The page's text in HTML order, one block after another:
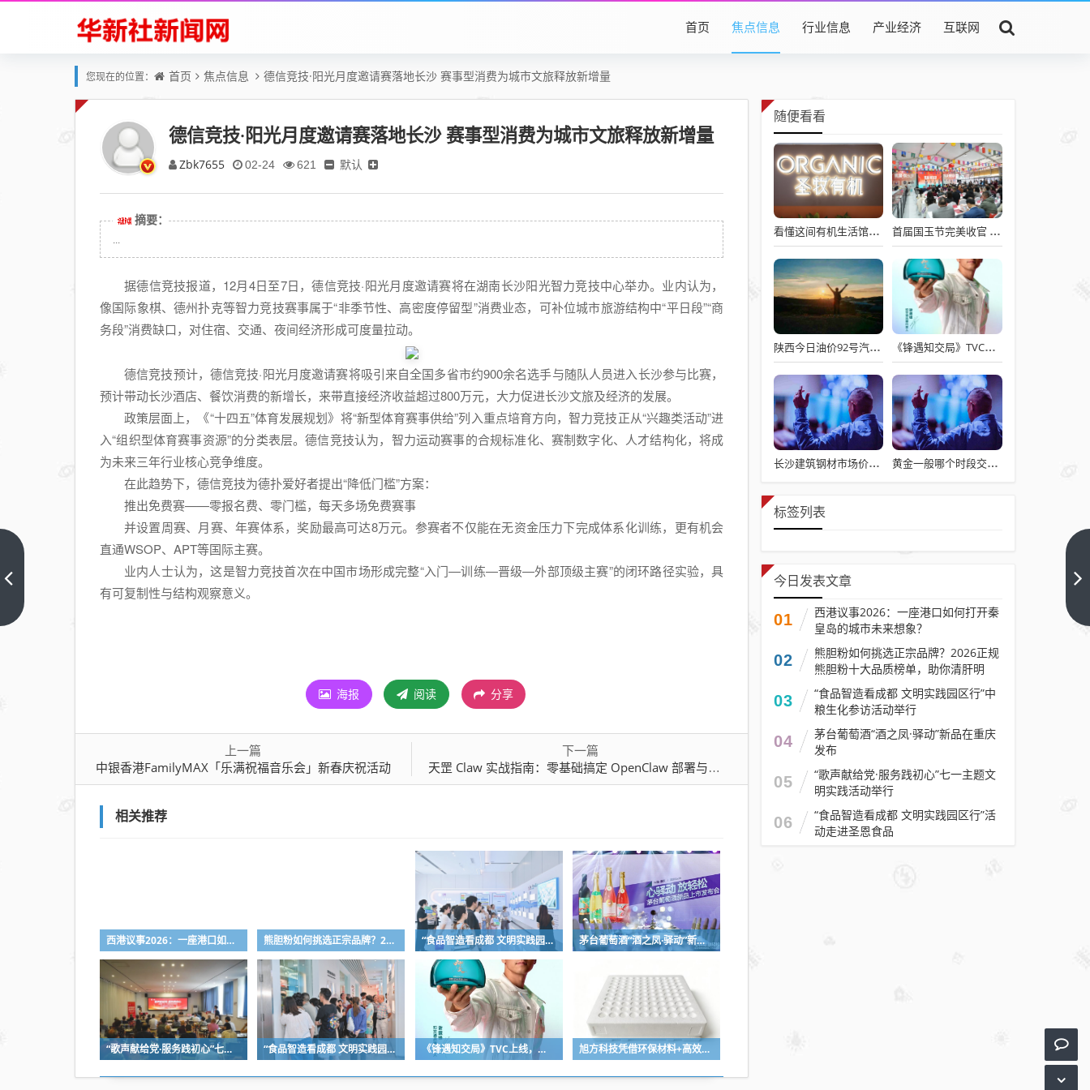
首页 焦点信息 行业信息 产业经济 互联网
您现在的位置： 首页 焦点信息 德信竞技·阳光月度邀请赛落地长沙 赛事型消费为城市文旅释放新增量
德信竞技·阳光月度邀请赛落地长沙 赛事型消费为城市文旅释放新增量
Zbk7655 02-24 621 默认
摘要：
...
据德信竞技报道，12月4日至7日，德信竞技·阳光月度邀请赛将在湖南长沙阳光智力竞技中心举办。业内认为，
像国际象棋、德州扑克等智力竞技赛事属于“非季节性、高密度停留型”消费业态，可补位城市旅游结构中“平日段”“商
务段”消费缺口，对住宿、交通、夜间经济形成可度量拉动。
德信竞技预计，德信竞技·阳光月度邀请赛将吸引来自全国多省市约900余名选手与随队人员进入长沙参与比赛，
预计带动长沙酒店、餐饮消费的新增长，来带直接经济收益超过800万元，大力促进长沙文旅及经济的发展。
政策层面上，《“十四五”体育发展规划》将“新型体育赛事供给”列入重点培育方向，智力竞技正从“兴趣类活动”进
入“组织型体育赛事资源”的分类表层。德信竞技认为，智力运动赛事的合规标准化、赛制数字化、人才结构化，将成
为未来三年行业核心竞争维度。
在此趋势下，德信竞技为德扑爱好者提出“降低门槛”方案：
推出免费赛——零报名费、零门槛，每天多场免费赛事
并设置周赛、月赛、年赛体系，奖励最高可达8万元。参赛者不仅能在无资金压力下完成体系化训练，更有机会
直通WSOP、APT等国际主赛。
业内人士认为，这是智力竞技首次在中国市场形成完整“入门—训练—晋级—外部顶级主赛”的闭环路径实验，具
有可复制性与结构观察意义。
海报 阅读 分享
上一篇
中银香港FamilyMAX「乐满祝福音乐会」新春庆祝活动
下一篇
天罡 Claw 实战指南：零基础搞定 OpenClaw 部署与变现
中银香港
满祝福音乐
上一篇
础搞定
相关推荐
西港议事2026：一座港口如何打开秦皇岛的城市未来想象？ 熊胆粉如何挑选正宗品牌？2026正规熊胆粉十大品质榜单，助你清肝明目、养护肝胆 “食品智造看成都 文明实践园区行”中粮生化参访活动举行 茅台葡萄酒“酒之凤·驿动”新品在重庆发布
“歌声献给党·服务践初心”七一主题文明实践活动举行 “食品智造看成都 文明实践园区行”活动走进圣恩食品 《锋遇知交局》TVC上线，三道菜读懂知交酒为何携手谢霆锋 旭方科技凭借环保材料+高效服务，为客户降低运输损耗
随便看看
看懂这间有机生活馆，才能看懂圣牧在做怎样的业态升级 首届国玉节完美收官 续写国玉文化新篇
陕西今日油价92号汽油价格表，92汽油价格多少钱一升 《锋遇知交局》TVC上线，三道菜读懂知交酒为何携手谢霆锋
长沙建筑钢材市场价格及行情？长沙建筑钢材价格走势 黄金一般哪个时段交易比较活跃(黄金什么时候交易)
标签列表
今日发表文章
01
西港议事2026：一座港口如何打开秦
皇岛的城市未来想象？
02
熊胆粉如何挑选正宗品牌？2026正规
熊胆粉十大品质榜单，助你清肝明
目、养护肝胆
03
“食品智造看成都 文明实践园区行”中
粮生化参访活动举行
04
茅台葡萄酒“酒之凤·驿动”新品在重庆
发布
05
“歌声献给党·服务践初心”七一主题文
明实践活动举行
06
“食品智造看成都 文明实践园区行”活
动走进圣恩食品